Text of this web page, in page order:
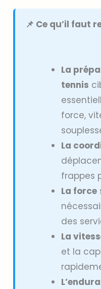
📌 Ce qu’il faut
La
tennis
force,
La
frappes
La force
des
La
et la